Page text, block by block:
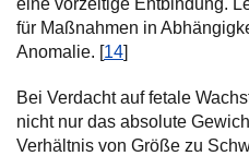
eine vorzeitige Entbindung.
für Maßnahmen in
Anomalie. [14]
Bei Verdacht auf fetale
nicht nur das absolute
Verhältnis von Größe zu